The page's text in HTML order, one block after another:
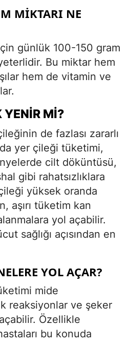
MIKTARI NE
günlük 100-150 gram
Bu miktar hem
hem de vitamin ve
YENIR MI?
de fazlası zararlı
yer çileği tüketimi,
cilt döküntüsü,
gibi rahatsızlıklara
yüksek oranda
aşırı tüketim kan
yol açabilir.
sağlığı açısından en
YOL AÇAR?
mide
reaksiyonlar ve şeker
Özellikle
bu konuda